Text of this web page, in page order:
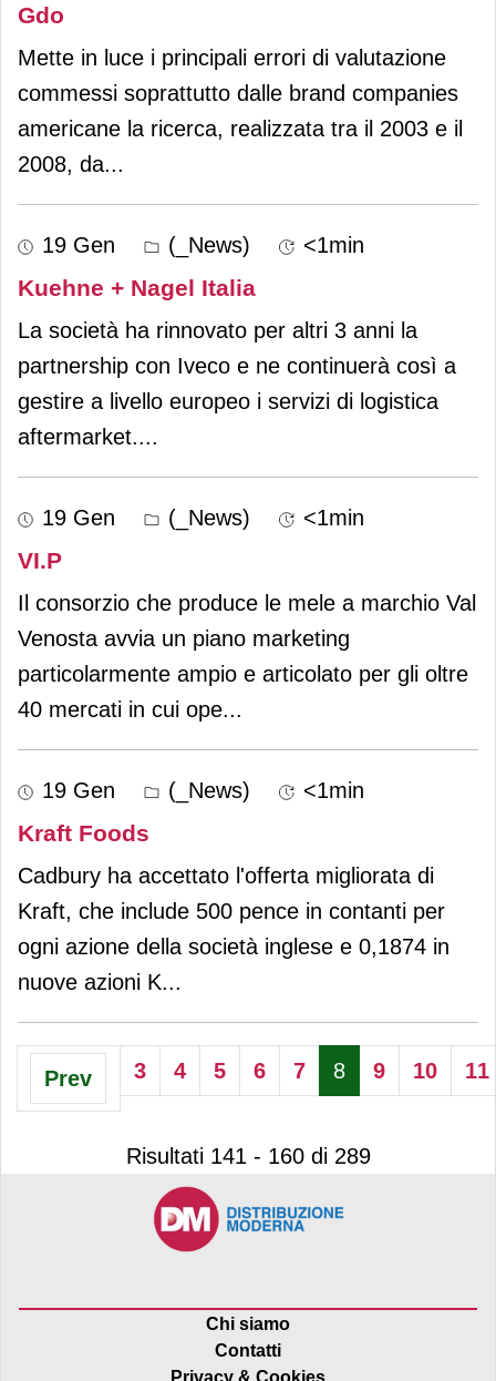
Gdo
Mette in luce i principali errori di valutazione
commessi soprattutto dalle brand companies
americane la ricerca, realizzata tra il 2003 e il
2008, da...
19 Gen (_News) <1min
Kuehne + Nagel Italia
La società ha rinnovato per altri 3 anni la
partnership con Iveco e ne continuerà così a
gestire a livello europeo i servizi di logistica
aftermarket....
19 Gen (_News) <1min
VI.P
Il consorzio che produce le mele a marchio Val
Venosta avvia un piano marketing
particolarmente ampio e articolato per gli oltre
40 mercati in cui ope...
19 Gen (_News) <1min
Kraft Foods
Cadbury ha accettato l'offerta migliorata di
Kraft, che include 500 pence in contanti per
ogni azione della società inglese e 0,1874 in
nuove azioni K...
Prev 3 4 5 6 7 8 9 10 11
Risultati 141 - 160 di 289
Chi siamo
Contatti
Privacy & Cookies